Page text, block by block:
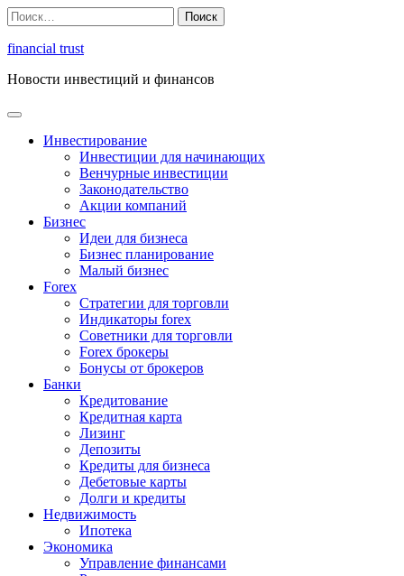
Перейти
к
содержимому
Найти:
financial trust
Новости инвестиций и финансов
Инвестирование
Инвестиции для начинающих
Венчурные инвестиции
Законодательство
Акции компаний
Бизнес
Идеи для бизнеса
Бизнес планирование
Малый бизнес
Forex
Стратегии для торговли
Индикаторы forex
Советники для торговли
Forex брокеры
Бонусы от брокеров
Банки
Кредитование
Кредитная карта
Лизинг
Депозиты
Кредиты для бизнеса
Дебетовые карты
Долги и кредиты
Недвижимость
Ипотека
Экономика
Управление финансами